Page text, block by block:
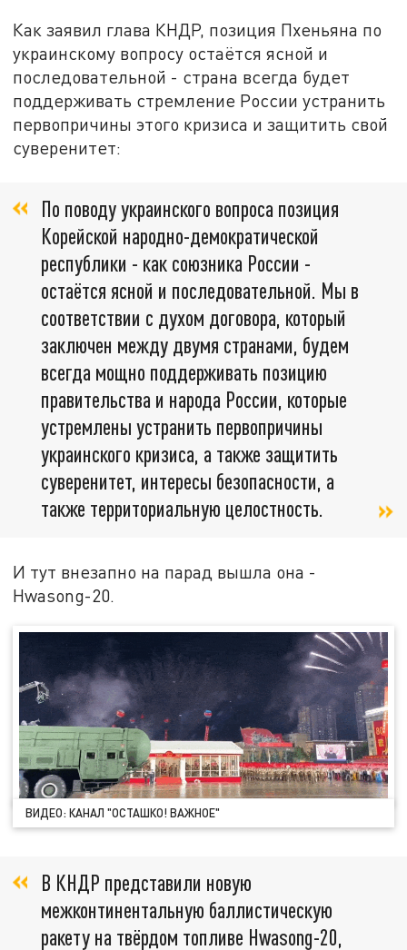
Как заявил глава КНДР, позиция Пхеньяна по
украинскому вопросу остаётся ясной и
последовательной - страна всегда будет
поддерживать стремление России устранить
первопричины этого кризиса и защитить свой
суверенитет:
По поводу украинского вопроса позиция
Корейской народно-демократической
республики - как союзника России -
остаётся ясной и последовательной. Мы в
соответствии с духом договора, который
заключен между двумя странами, будем
всегда мощно поддерживать позицию
правительства и народа России, которые
устремлены устранить первопричины
украинского кризиса, а также защитить
суверенитет, интересы безопасности, а
также территориальную целостность.
И тут внезапно на парад вышла она -
Hwasong-20.
ВИДЕО: КАНАЛ "ОСТАШКО! ВАЖНОЕ"
В КНДР представили новую
межконтинентальную баллистическую
ракету на твёрдом топливе Hwasong-20,